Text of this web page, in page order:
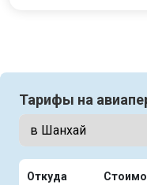
Тарифы на
Откуда